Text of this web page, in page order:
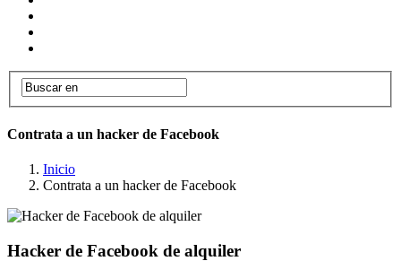
Contrata a un hacker de Facebook
Inicio
Contrata a un hacker de Facebook
Hacker de Facebook de alquiler